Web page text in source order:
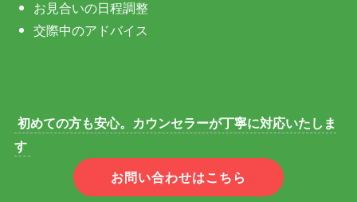
お見合いの日程調整
交際中のアドバイス
初めての方も安心。カウンセラーが丁寧に対応いたしま
す
お問い合わせはこちら